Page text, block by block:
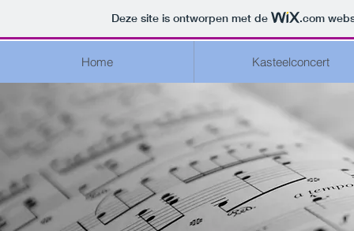
Deze site is ontworpen met de .com
Home Kasteelconcert